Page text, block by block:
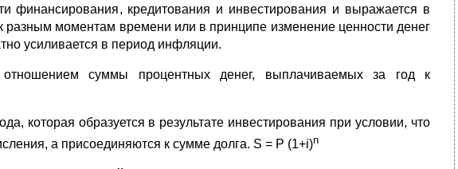
финансирования, кредитования и инвестирования и выражается в
разным моментам времени или в принципе изменение ценности денег
усиливается в период инфляции.
отношением суммы процентных денег, выплачиваемых за год к
которая образуется в результате инвестирования при условии, что
а присоединяются к сумме долга. S = P (1+i)n